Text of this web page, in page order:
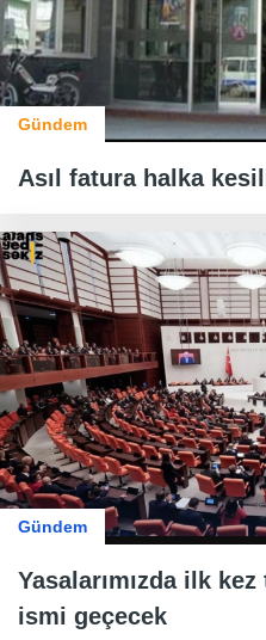
Gündem
Asıl fatura halka
Gündem
Yasalarımızda ilk
ismi geçecek